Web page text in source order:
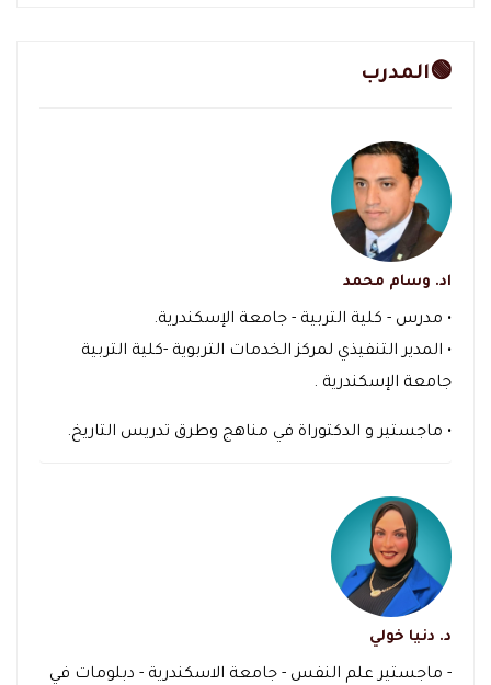
🟢المدرب
اد. وسام محمد
• مدرس - كلية التربية - جامعة الإسكندرية.
• المدير التنفيذي لمركز الخدمات التربوية -كلية التربية
جامعة الإسكندرية .
• ماجستير و الدكتوراة في مناهج وطرق تدريس التاريخ.
د. دنيا خولي
- ماجستير علم النفس - جامعة الاسكندرية - دبلومات في